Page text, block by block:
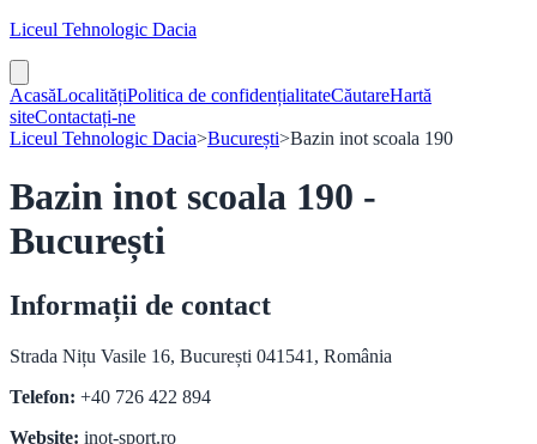
Liceul Tehnologic Dacia
AcasăLocalitățiPolitica de confidențialitateCăutareHartă
siteContactați-ne
Liceul Tehnologic Dacia>București>Bazin inot scoala 190
Bazin inot scoala 190 -
București
Informații de contact
Strada Nițu Vasile 16, București 041541, România
Telefon: +40 726 422 894
Website: inot-sport.ro